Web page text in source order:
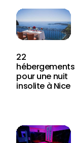
22
hébergements
pour une nuit
insolite à Nice